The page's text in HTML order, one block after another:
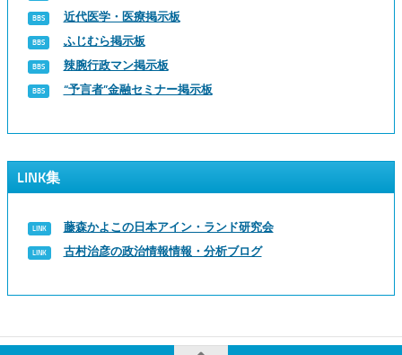
近代医学・医療掲示板
ふじむら掲示板
辣腕行政マン掲示板
“予言者”金融セミナー掲示板
LINK集
藤森かよこの日本アイン・ランド研究会
古村治彦の政治情報情報・分析ブログ